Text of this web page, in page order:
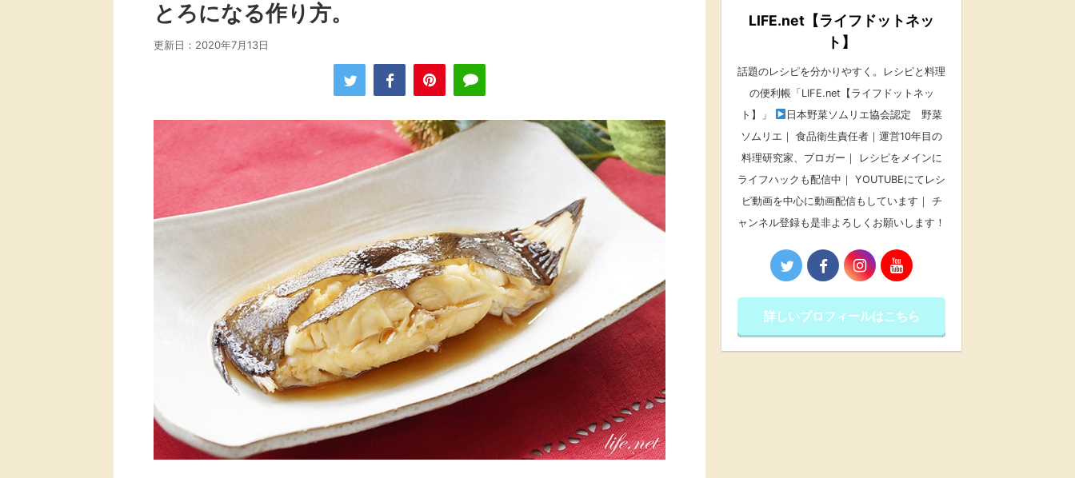
とろになる作り方。
更新日： 2020年7月13日
LIFE.net【ライフドットネッ
ト】
話題のレシピを分かりやすく。レシピと料理
の便利帳「LIFE.net【ライフドットネッ
ト】」
日本野菜ソムリエ協会認定 野菜
ソムリエ｜ 食品衛生責任者｜運営10年目の
料理研究家、ブロガー｜ レシピをメインに
ライフハックも配信中｜ YOUTUBEにてレシ
ピ動画を中心に動画配信もしています｜ チ
ャンネル登録も是非よろしくお願いします！
詳しいプロフィールはこちら